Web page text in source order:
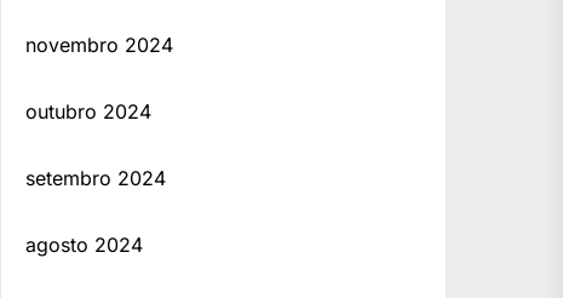
novembro 2024
outubro 2024
setembro 2024
agosto 2024